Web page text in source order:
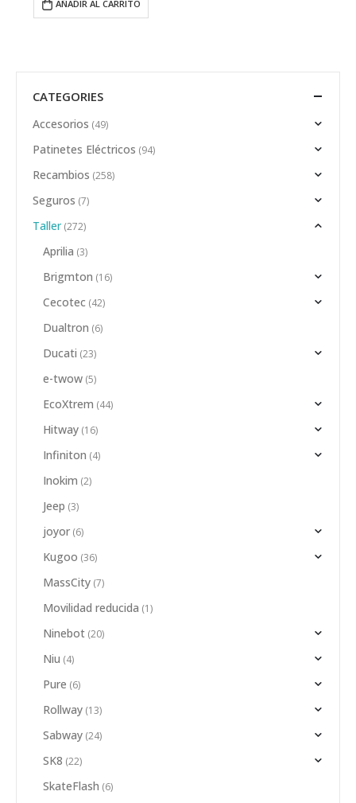
AÑADIR AL CARRITO
CATEGORIES
Accesorios (49)
Patinetes Eléctricos (94)
Recambios (258)
Seguros (7)
Taller (272)
Aprilia (3)
Brigmton (16)
Cecotec (42)
Dualtron (6)
Ducati (23)
e-twow (5)
EcoXtrem (44)
Hitway (16)
Infiniton (4)
Inokim (2)
Jeep (3)
joyor (6)
Kugoo (36)
MassCity (7)
Movilidad reducida (1)
Ninebot (20)
Niu (4)
Pure (6)
Rollway (13)
Sabway (24)
SK8 (22)
SkateFlash (6)